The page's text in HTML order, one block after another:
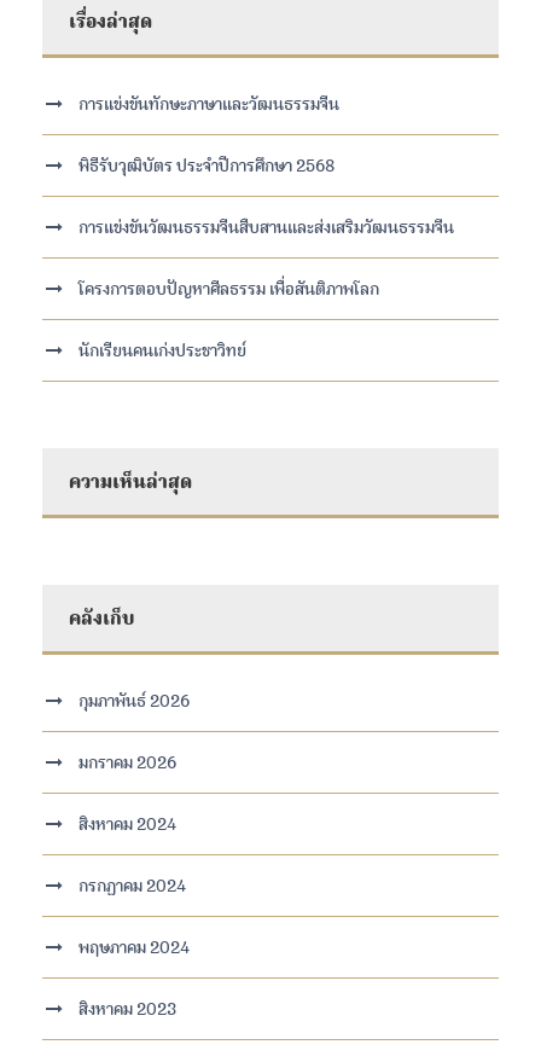
เรื่องล่าสุด
การแข่งขันทักษะภาษาและวัฒนธรรมจีน
พิธีรับวุฒิบัตร ประจำปีการศึกษา 2568
การแข่งขันวัฒนธรรมจีนสืบสานและส่งเสริมวัฒนธรรมจีน
โครงการตอบปัญหาศีลธรรม เพื่อสันติภาพโลก
นักเรียนคนเก่งประชาวิทย์
ความเห็นล่าสุด
คลังเก็บ
กุมภาพันธ์ 2026
มกราคม 2026
สิงหาคม 2024
กรกฎาคม 2024
พฤษภาคม 2024
สิงหาคม 2023